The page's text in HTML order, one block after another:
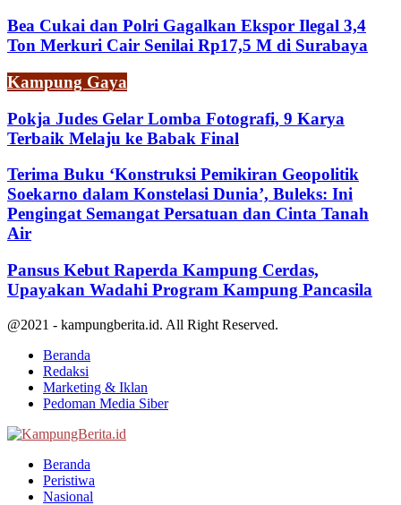
Bea Cukai dan Polri Gagalkan Ekspor Ilegal 3,4
Ton Merkuri Cair Senilai Rp17,5 M di Surabaya
Kampung Gaya
Pokja Judes Gelar Lomba Fotografi, 9 Karya
Terbaik Melaju ke Babak Final
Terima Buku ‘Konstruksi Pemikiran Geopolitik
Soekarno dalam Konstelasi Dunia’, Buleks: Ini
Pengingat Semangat Persatuan dan Cinta Tanah
Air
Pansus Kebut Raperda Kampung Cerdas,
Upayakan Wadahi Program Kampung Pancasila
@2021 - kampungberita.id. All Right Reserved.
Beranda
Redaksi
Marketing & Iklan
Pedoman Media Siber
Beranda
Peristiwa
Nasional